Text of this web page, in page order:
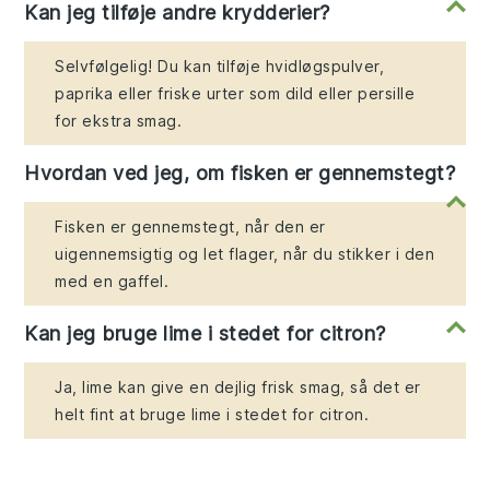
Kan jeg tilføje andre krydderier?
Selvfølgelig! Du kan tilføje hvidløgspulver,
paprika eller friske urter som dild eller persille
for ekstra smag.
Hvordan ved jeg, om fisken er gennemstegt?
Fisken er gennemstegt, når den er
uigennemsigtig og let flager, når du stikker i den
med en gaffel.
Kan jeg bruge lime i stedet for citron?
Ja, lime kan give en dejlig frisk smag, så det er
helt fint at bruge lime i stedet for citron.